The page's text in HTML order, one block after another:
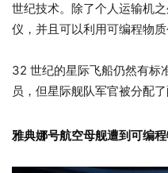
世纪技术。除了个人运输机
仪，并且可以利用可编程物质
32 世纪的星际飞船仍然有标
员，但星际舰队军官被分配
雅典娜号航空母舰遭到可编